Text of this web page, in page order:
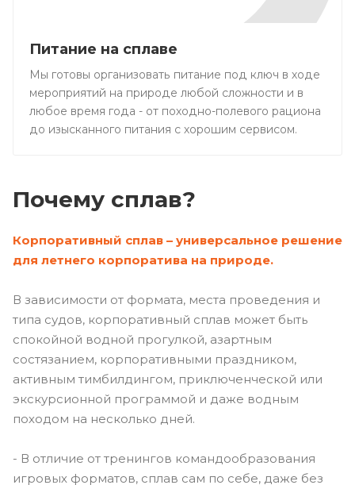
Питание на сплаве
Мы готовы организовать питание под ключ в ходе
мероприятий на природе любой сложности и в
любое время года - от походно-полевого рациона
до изысканного питания с хорошим сервисом.
Почему сплав?
Корпоративный сплав – универсальное решение
для летнего корпоратива на природе.
В зависимости от формата, места проведения и
типа судов, корпоративный сплав может быть
спокойной водной прогулкой, азартным
состязанием, корпоративными праздником,
активным тимбилдингом, приключенческой или
экскурсионной программой и даже водным
походом на несколько дней.
- В отличие от тренингов командообразования
игровых форматов, сплав сам по себе, даже без